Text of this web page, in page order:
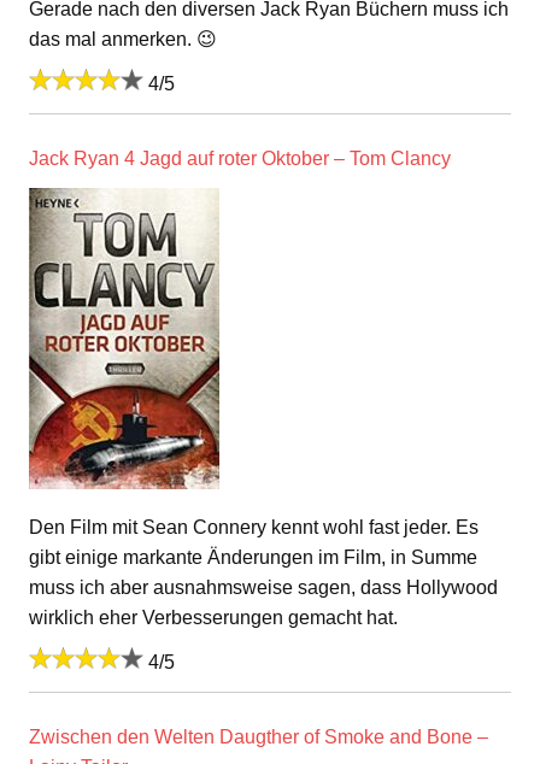
Gerade nach den diversen Jack Ryan Büchern muss ich
das mal anmerken. 😉
4/5
Jack Ryan 4 Jagd auf roter Oktober – Tom Clancy
Den Film mit Sean Connery kennt wohl fast jeder. Es
gibt einige markante Änderungen im Film, in Summe
muss ich aber ausnahmsweise sagen, dass Hollywood
wirklich eher Verbesserungen gemacht hat.
4/5
Zwischen den Welten Daugther of Smoke and Bone –